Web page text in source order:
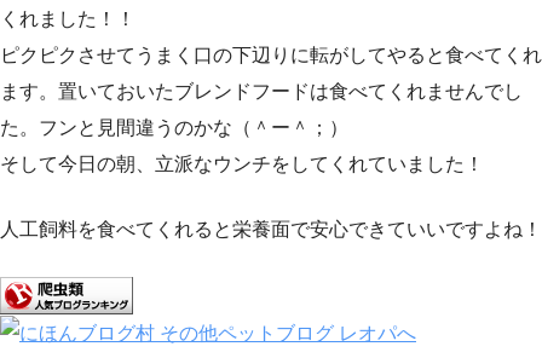
くれました！！
ピクピクさせてうまく口の下辺りに転がしてやると食べてくれ
ます。置いておいたブレンドフードは食べてくれませんでし
た。フンと見間違うのかな（＾ー＾；）
そして今日の朝、立派なウンチをしてくれていました！
人工飼料を食べてくれると栄養面で安心できていいですよね！